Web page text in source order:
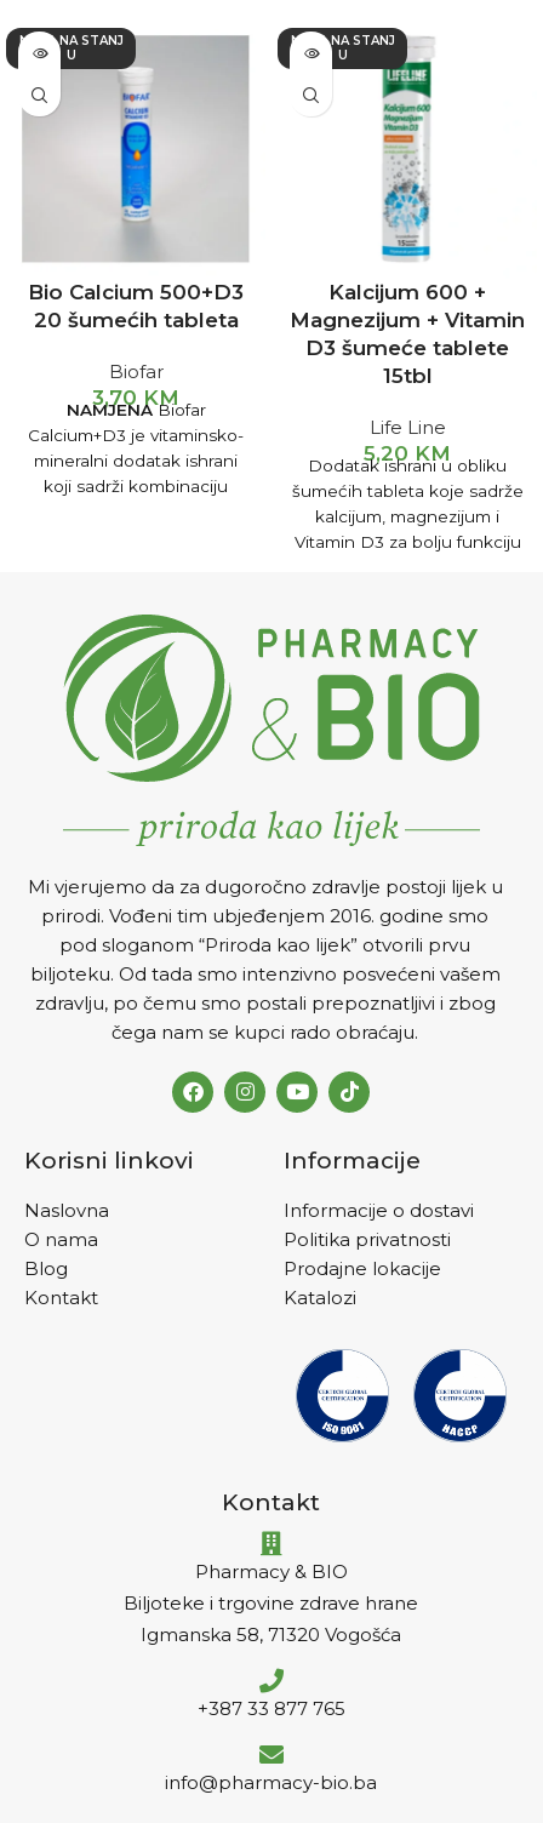
NEMA NA STANJ
U
Bio Calcium 500+D3
20 šumećih tableta
Biofar
3,70 KM
NAMJENABiofar
Calcium+D3 je vitaminsko-
mineralni dodatak ishrani
koji sadrži kombinaciju
je za jačenje koštanog
sistema. Preparat jača vaše
kosti i čini ih zdravijim,
otpornijim na frakture
(lomove). Zbog toga se
preporučuje u prevenciji i
kao dodatak u terapiji
za sportiste, kao dio
prevencije povreda.
PRIMJENEJednu tabletu
dnevno rastvoriti u velikoj
čaši vode, poželjno je popiti
uveče, nakon večere. U
ciklusima od 40 dana ,
nekoliko puta godišnje
NEMA NA STANJ
U
Kalcijum 600 +
Magnezijum + Vitamin
D3 šumeće tablete
15tbl
Life Line
5,20 KM
Dodatak ishrani u obliku
šumećih tableta koje sadrže
kalcijum, magnezijum i
Vitamin D3 za bolju funkciju
Mi vjerujemo da za dugoročno zdravlje postoji lijek u
prirodi. Vođeni tim ubjeđenjem 2016. godine smo
pod sloganom “Priroda kao lijek” otvorili prvu
biljoteku. Od tada smo intenzivno posvećeni vašem
zdravlju, po čemu smo postali prepoznatljivi i zbog
čega nam se kupci rado obraćaju.
Korisni linkovi
Naslovna
O nama
Blog
Kontakt
Informacije
Informacije o dostavi
Politika privatnosti
Prodajne lokacije
Katalozi
Kontakt
Pharmacy & BIO
Biljoteke i trgovine zdrave hrane
Igmanska 58, 71320 Vogošća
+387 33 877 765
info@pharmacy-bio.ba